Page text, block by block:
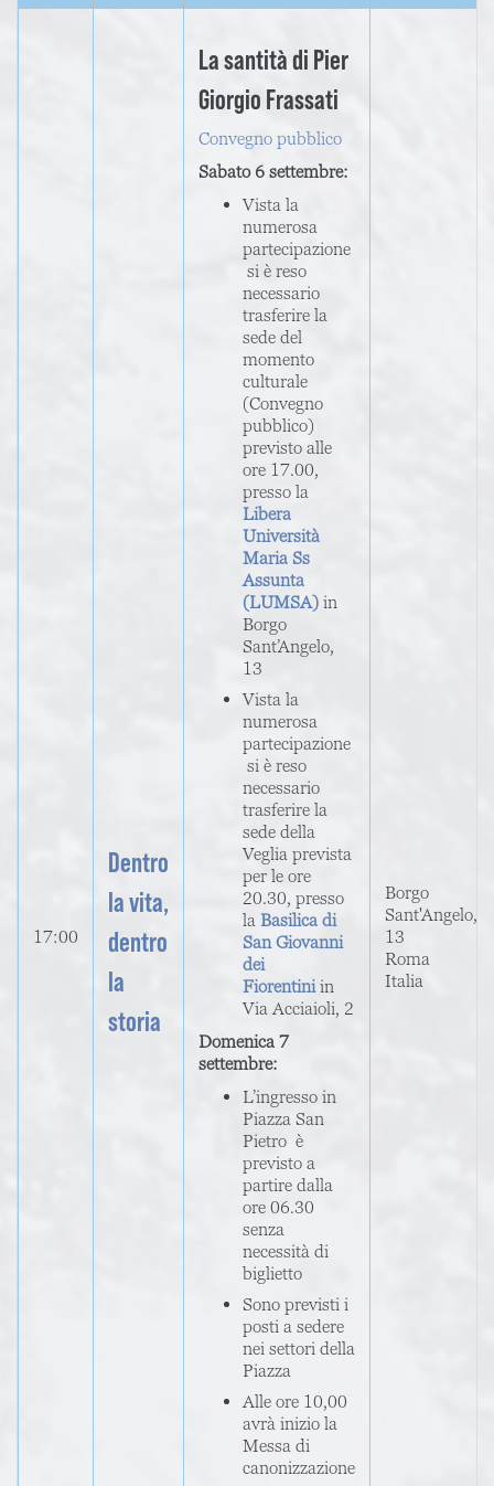
17:00
Dentro
la vita,
dentro
la
storia
La santità di Pier
Giorgio Frassati
Convegno pubblico
Sabato 6 settembre:
Vista la
numerosa
partecipazione
si è reso
necessario
trasferire la
sede del
momento
culturale
(Convegno
pubblico)
previsto alle
ore 17.00,
presso la
Libera
Università
Maria Ss
Assunta
(LUMSA)in
Borgo
Sant’Angelo,
13
Vista la
numerosa
partecipazione
si è reso
necessario
trasferire la
sede della
Veglia prevista
per le ore
20.30, presso
la Basilica di
San Giovanni
dei
Fiorentiniin
Via Acciaioli, 2
Domenica 7
settembre:
L’ingresso in
Piazza San
Pietro è
previsto a
partire dalla
ore 06.30
senza
necessità di
biglietto
Sono previsti i
posti a sedere
nei settori della
Piazza
Alle ore 10,00
avrà inizio la
Messa di
canonizzazione
Borgo
Sant'Angelo,
13
Roma
Italia